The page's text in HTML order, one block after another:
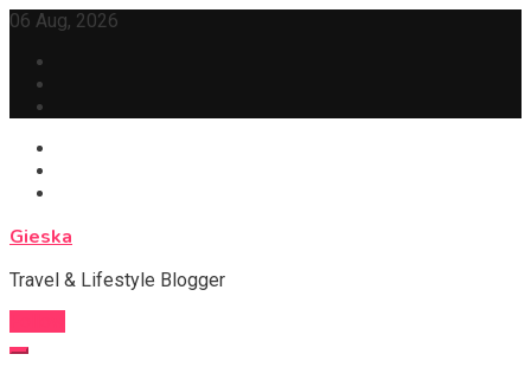
Skip
content
06 Aug, 2026
Gieska
Travel & Lifestyle Blogger